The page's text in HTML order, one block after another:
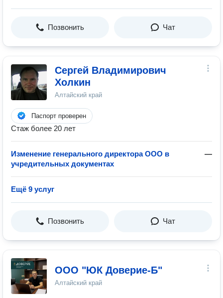
Позвонить Чат
Сергей Владимирович
Холкин
Алтайский край
Паспорт проверен
Стаж более 20 лет
Изменение генерального директора ООО в
учредительных документах
—
Ещё 9 услуг
Позвонить Чат
ООО "ЮК Доверие-Б"
Алтайский край